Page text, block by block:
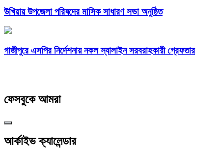
উখিয়ায় উপজেলা পরিষদের মাসিক সাধারণ সভা অনুষ্ঠিত
গাজীপুরে এসপির নির্দেশনায় নকল স্যালাইন সরবরাহকারী গ্রেফতার
ফেসবুকে আমরা
আর্কাইভ ক্যালেন্ডার